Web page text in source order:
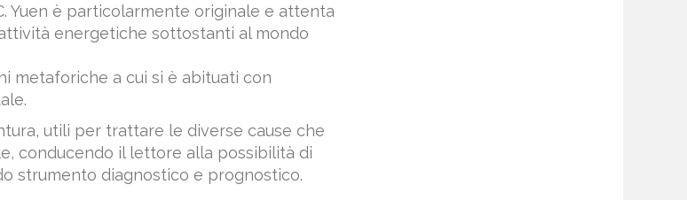
Yuen è particolarmente originale e attenta
energetiche sottostanti al mondo
metaforiche a cui si è abituati con
utili per trattare le diverse cause che
conducendo il lettore alla possibilità di
strumento diagnostico e prognostico.